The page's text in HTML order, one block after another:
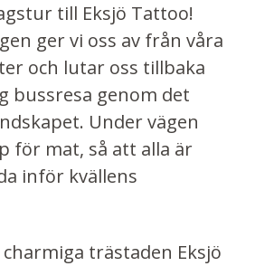
till Eksjö Tattoo!
ger vi oss av från våra
och lutar oss tillbaka
bussresa genom det
Under vägen
för mat, så att alla är
inför kvällens
trästaden Eksjö